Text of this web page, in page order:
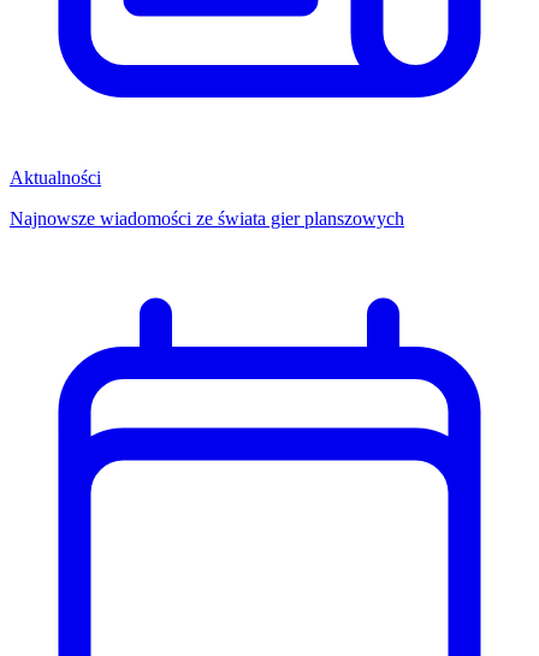
Aktualności
Najnowsze wiadomości ze świata gier planszowych